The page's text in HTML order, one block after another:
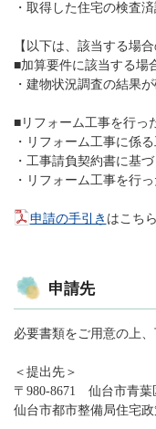
・取得した住宅の検査
【以下は、該当する場合
■加算要件に該当する場
・建物状況調査の結果
■リフォーム工事を行っ
・リフォーム工事に係
・工事請負契約書に基
・リフォーム工事を行
申請の手引き はこちら
申請先
必要書類をご用意の上
＜提出先＞
〒980-8671 仙台市青葉
仙台市都市整備局住宅